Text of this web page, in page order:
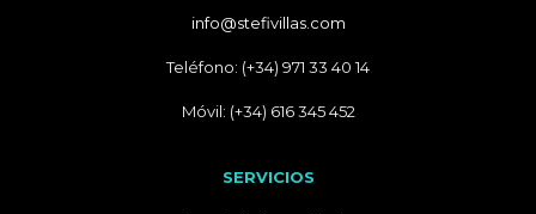
info@stefivillas.com
Teléfono: (+34) 971 33 40 14
Móvil: (+34) 616 345 452
SERVICIOS